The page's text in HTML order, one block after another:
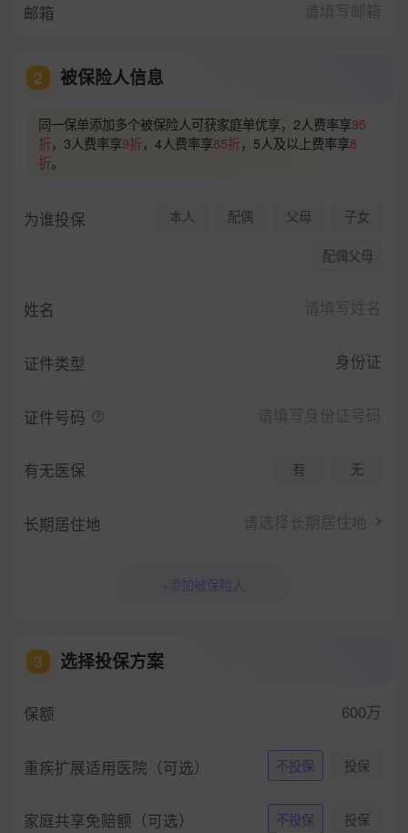
邮箱
2 被保险人信息
同一保单添加多个被保险人可获家庭单优享，2人费率享95
折，3人费率享9折，4人费率享85折，5人及以上费率享8
折。
为谁投保 本人 配偶 父母 子女
配偶父母
姓名
证件类型 身份证
证件号码
有无医保 有 无
长期居住地
+添加被保险人
3 选择投保方案
保额 600万
重疾扩展适用医院（可选） 不投保 投保
家庭共享免赔额（可选） 不投保 投保